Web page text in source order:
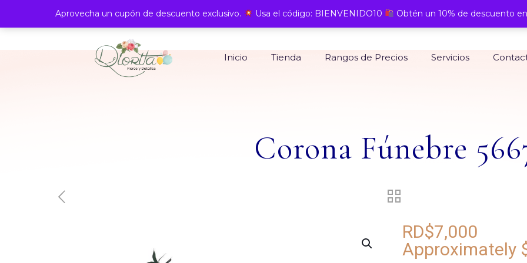
Inicio Tienda Rangos de Precios Servicios
Corona Fúnebre
RD$7,000
Approximately
Aprovecha un cupón de descuento exclusivo. Usa el código: BIENVENIDO10 Obtén un 10% de descuento